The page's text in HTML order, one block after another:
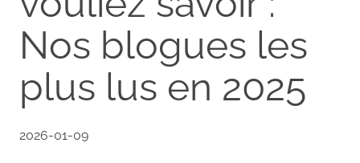
Nos blogues les
plus lus en 2025
2026-01-09